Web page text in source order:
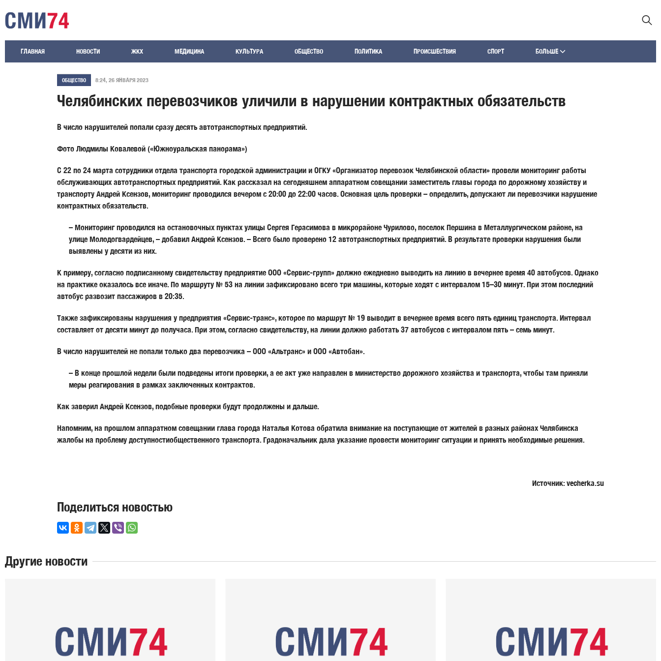
ГЛАВНАЯ НОВОСТИ ЖКХ МЕДИЦИНА КУЛЬТУРА ОБЩЕСТВО ПОЛИТИКА ПРОИСШЕСТВИЯ СПОРТ БОЛЬШЕ
ОБЩЕСТВО 8:24, 26 ЯНВАРЯ 2023
Челябинских перевозчиков уличили в нарушении контрактных обязательств
В число нарушителей попали сразу десять автотранспортных предприятий.
Фото Людмилы Ковалевой («Южноуральская панорама»)
С 22 по 24 марта сотрудники отдела транспорта городской администрации и ОГКУ «Организатор перевозок Челябинской области» провели мониторинг работы
обслуживающих автотранспортных предприятий. Как рассказал на сегодняшнем аппаратном совещании заместитель главы города по дорожному хозяйству и
транспорту Андрей Ксензов, мониторинг проводился вечером с 20:00 до 22:00 часов. Основная цель проверки – определить, допускают ли перевозчики нарушение
контрактных обязательств.
– Мониторинг проводился на остановочных пунктах улицы Сергея Герасимова в микрорайоне Чурилово, поселок Першина в Металлургическом районе, на
улице Молодогвардейцев, – добавил Андрей Ксензов. – Всего было проверено 12 автотранспортных предприятий. В результате проверки нарушения были
выявлены у десяти из них.
К примеру, согласно подписанному свидетельству предприятие ООО «Сервис-групп» должно ежедневно выводить на линию в вечернее время 40 автобусов. Однако
на практике оказалось все иначе. По маршруту № 53 на линии зафиксировано всего три машины, которые ходят с интервалом 15–30 минут. При этом последний
автобус развозит пассажиров в 20:35.
Также зафиксированы нарушения у предприятия «Сервис-транс», которое по маршрут № 19 выводит в вечернее время всего пять единиц транспорта. Интервал
составляет от десяти минут до получаса. При этом, согласно свидетельству, на линии должно работать 37 автобусов с интервалом пять – семь минут.
В число нарушителей не попали только два перевозчика – ООО «Альтранс» и ООО «Автобан».
– В конце прошлой недели были подведены итоги проверки, а ее акт уже направлен в министерство дорожного хозяйства и транспорта, чтобы там приняли
меры реагирования в рамках заключенных контрактов.
Как заверил Андрей Ксензов, подобные проверки будут продолжены и дальше.
Напомним, на прошлом аппаратном совещании глава города Наталья Котова обратила внимание на поступающие от жителей в разных районах Челябинска
жалобы на проблему доступностиобщественного транспорта. Градоначальник дала указание провести мониторинг ситуации и принять необходимые решения.
Источник: vecherka.su
Поделиться новостью
Другие новости